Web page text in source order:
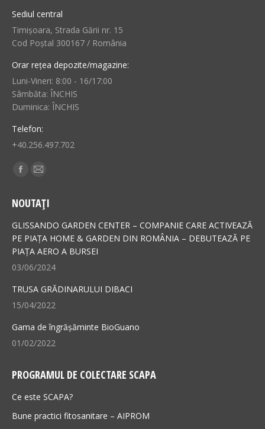
Sediul central
Timișoara, Strada Gării nr. 15
Cod Poștal 300167 / România
Orar rețea depozite/magazine:
Luni-Vineri: 8:00 - 16/17:00
Sâmbăta: ÎNCHIS
Duminica: ÎNCHIS
Telefon:
+40.256.497.702
Find us on:
Facebook
opens
in
new
window
Mail
opens
in
new
window
NOUTAȚI
GLISSANDO GARDEN CENTER – COMPANIE CARE ACTIVEAZĂ
PE PIAȚA HOME & GARDEN DIN ROMÂNIA – DEBUTEAZĂ PE
PIAȚA AERO A BURSEI
03/06/2024
TRUSA GRĂDINARULUI DIBACI
15/04/2022
Gama de îngrășăminte BioGuano
01/02/2022
PROGRAMUL DE COLECTARE SCAPA
Ce este SCAPA?
Bune practici fitosanitare – AIPROM